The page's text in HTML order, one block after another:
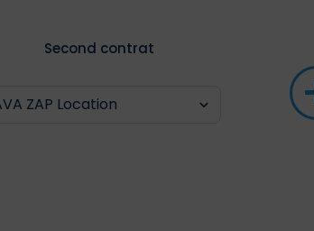
Second contrat